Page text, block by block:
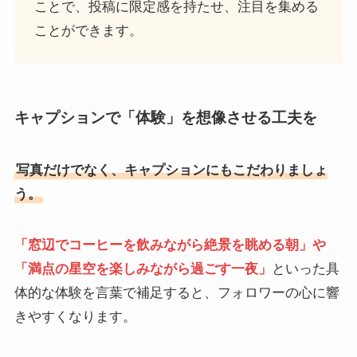
ことで、投稿に限定感を持たせ、注目を集める
ことができます。
キャプションで「体験」を想像させる工夫を
写真だけでなく、キャプションにもこだわりましょ
う。
「窓辺でコーヒーを飲みながら絶景を眺める朝」や
「満点の星空を楽しみながら過ごす一夜」
といった具
体的な体験を言葉で補足すると、フォロワーの心に響
きやすくなります。